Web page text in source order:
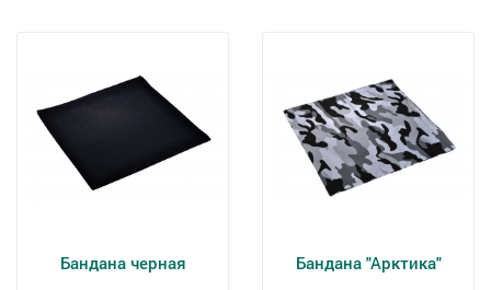
Бандана черная Бандана "Арктика"